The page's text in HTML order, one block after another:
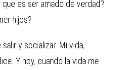
es ser amado de verdad?
hijos?
y socializar. Mi vida,
Y hoy, cuando la vida me